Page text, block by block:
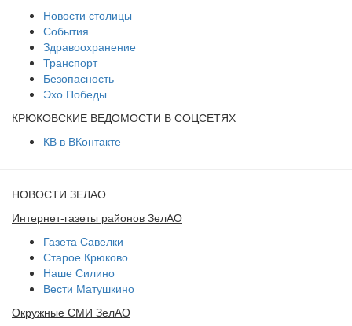
Новости столицы
События
Здравоохранение
Транспорт
Безопасность
Эхо Победы
КРЮКОВСКИЕ ВЕДОМОСТИ В СОЦСЕТЯХ
КВ в ВКонтакте
НОВОСТИ ЗЕЛАО
Интернет-газеты районов ЗелАО
Газета Савелки
Старое Крюково
Наше Силино
Вести Матушкино
Окружные СМИ ЗелАО